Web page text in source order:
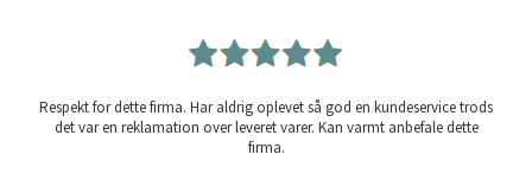
Respekt for dette firma. Har aldrig oplevet så god en kundeservice trods
det var en reklamation over leveret varer. Kan varmt anbefale dette
firma.